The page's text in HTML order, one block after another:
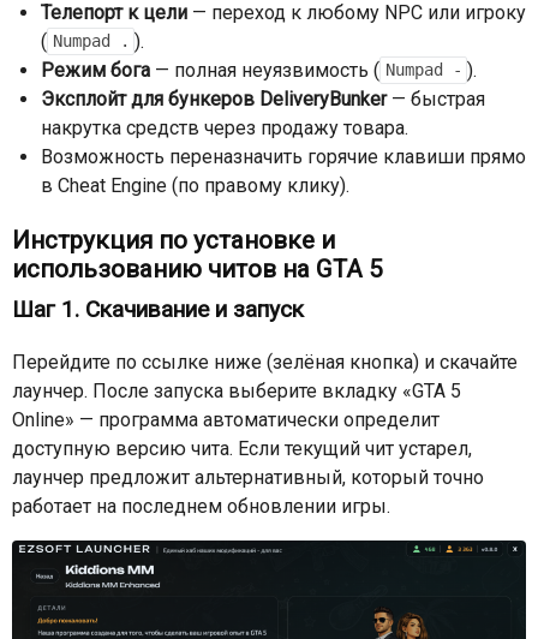
Телепорт к цели — переход к любому NPC или игроку
( Numpad . ).
Режим бога — полная неуязвимость ( Numpad - ).
Эксплойт для бункеров DeliveryBunker— быстрая
накрутка средств через продажу товара.
Возможность переназначить горячие клавиши прямо
в Cheat Engine (по правому клику).
Инструкция по установке и
использованию читов на GTA 5
Шаг 1. Скачивание и запуск
Перейдите по ссылке ниже (зелёная кнопка) и скачайте
лаунчер. После запуска выберите вкладку «GTA 5
Online» — программа автоматически определит
доступную версию чита. Если текущий чит устарел,
лаунчер предложит альтернативный, который точно
работает на последнем обновлении игры.